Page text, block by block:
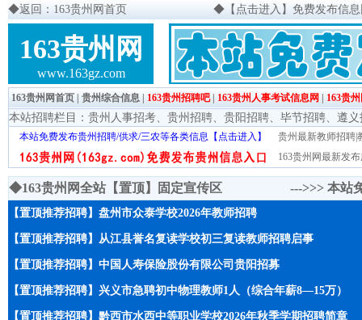
◆返回：163贵州网首页 ◆ 【点击进入】免费发布信
163贵州网
www.163gz.com
163贵州网首页 贵州综合信息 163贵州招聘吧| 163贵州人事考试信息网 163贵
本站招聘栏目： 贵州人事招考、 贵州招聘、 贵阳招聘、 毕节招聘、 遵义
本站免费发布贵州招聘/供求/三农等各类信息【点击进入】
贵州最新教师招聘|
163贵州网最新发
◆163贵州网全站【置顶】固定宣传区 --->>> 本站
【置顶推荐招聘】盘州市众泰学校2026年教师招聘
【置顶推荐招聘】从江县誉名复读学校初三复读教师招聘启事
【置顶推荐招聘】中国人寿保险股份有限公司贵阳招募
【置顶推荐招聘】兴义市急聘初中物理教师1人（综合年薪8—15万）
【置顶推荐招聘】黔西市水西中等职业学校2026年秋季学期招聘简章